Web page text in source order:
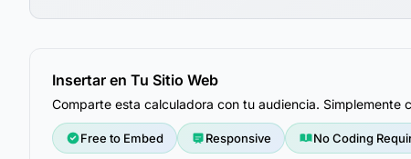
Insertar en Tu Sitio Web
Comparte esta calculadora con tu audiencia.
Free to Embed Responsive No Coding